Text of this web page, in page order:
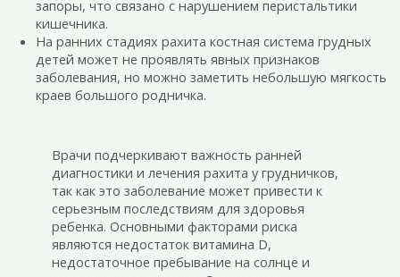
запоры, что связано с нарушением перистальтики
кишечника.
На ранних стадиях рахита костная система грудных
детей может не проявлять явных признаков
заболевания, но можно заметить небольшую мягкость
краев большого родничка.
Врачи подчеркивают важность ранней
диагностики и лечения рахита у грудничков,
так как это заболевание может привести к
серьезным последствиям для здоровья
ребенка. Основными факторами риска
являются недостаток витамина D,
недостаточное пребывание на солнце и